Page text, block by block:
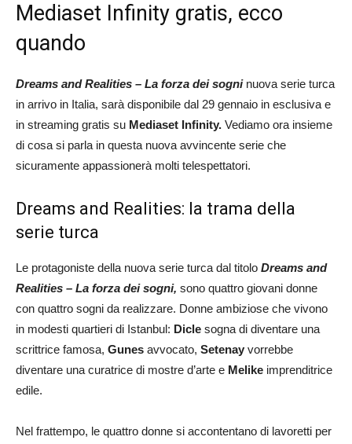
Mediaset Infinity gratis, ecco
quando
Dreams and Realities – La forza dei sogninuova serie turca
in arrivo in Italia, sarà disponibile dal 29 gennaio in esclusiva e
in streaming gratis su Mediaset Infinity. Vediamo ora insieme
di cosa si parla in questa nuova avvincente serie che
sicuramente appassionerà molti telespettatori.
Dreams and Realities: la trama della
serie turca
Le protagoniste della nuova serie turca dal titolo Dreams and
Realities – La forza dei sogni, sono quattro giovani donne
con quattro sogni da realizzare. Donne ambiziose che vivono
in modesti quartieri di Istanbul: Dicle sogna di diventare una
scrittrice famosa, Gunes avvocato, Setenay vorrebbe
diventare una curatrice di mostre d’arte e Melike imprenditrice
edile.
Nel frattempo, le quattro donne si accontentano di lavoretti per